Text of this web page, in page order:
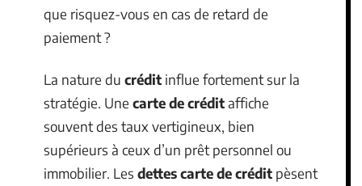
que risquez-vous en cas de retard de
paiement ?
La nature du crédit influe fortement sur la
stratégie. Une carte de créditaffiche
souvent des taux vertigineux, bien
supérieurs à ceux d’un prêt personnel ou
immobilier. Les dettes carte de crédit pèsent